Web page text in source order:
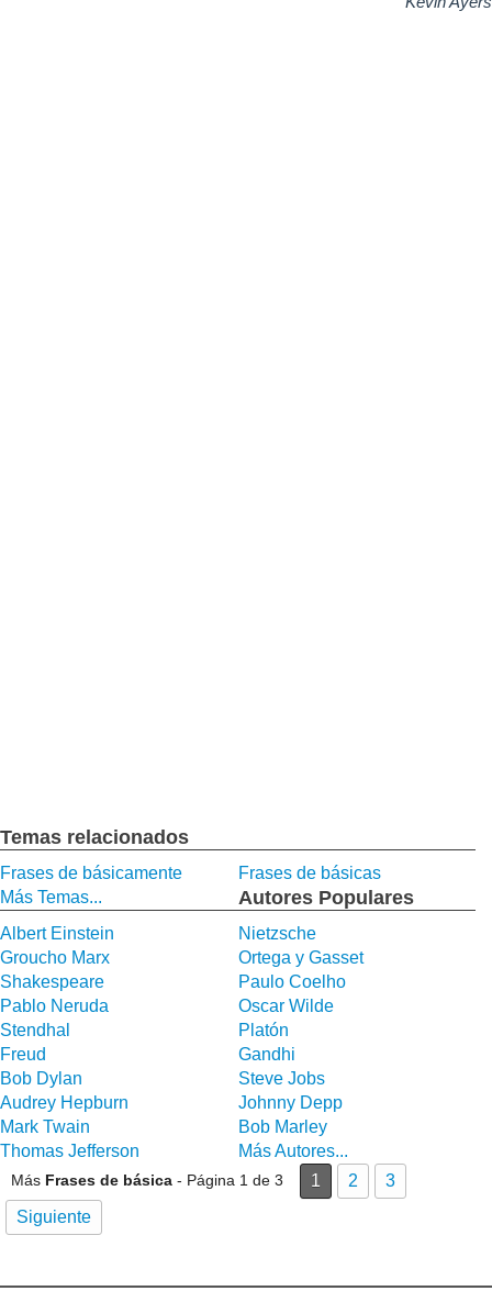
Temas relacionados
Frases de básicamente
Frases de básicas
Más Temas...
Autores Populares
Albert Einstein
Nietzsche
Groucho Marx
Ortega y Gasset
Shakespeare
Paulo Coelho
Pablo Neruda
Oscar Wilde
Stendhal
Platón
Freud
Gandhi
Bob Dylan
Steve Jobs
Audrey Hepburn
Johnny Depp
Mark Twain
Bob Marley
Thomas Jefferson
Más Autores...
Más Frases de básica - Página 1 de 3 1 2
3
Siguiente